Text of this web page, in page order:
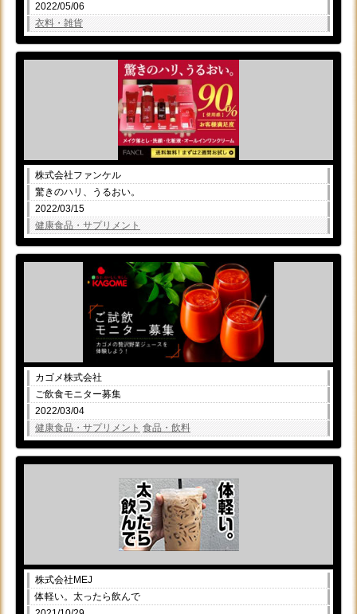
2022/05/06
衣料・雑貨
株式会社ファンケル
驚きのハリ、うるおい。
2022/03/15
健康食品・サプリメント
カゴメ株式会社
ご飲食モニター募集
2022/03/04
健康食品・サプリメント 食品・飲料
株式会社MEJ
体軽い。太ったら飲んで